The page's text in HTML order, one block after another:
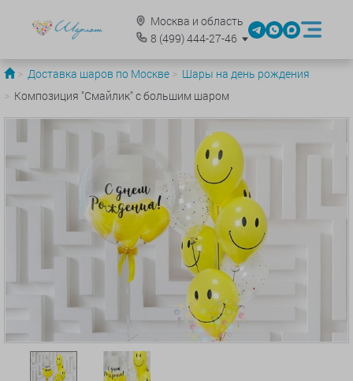
Москва и область
8 (499)444-27-46
Доставка шаров по Москве
Шары на день рождения
Композиция "Смайлик" с большим шаром